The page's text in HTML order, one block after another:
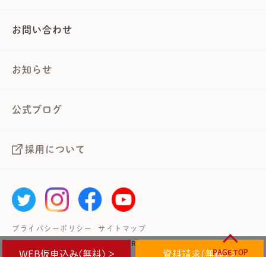
PAGE TOP
WEB仮申込み(無料) > 資料請求(無料) >
お問い合わせ
お知らせ
公式ブログ
採用について
プライバシーポリシー サイトマップ
Copyright © 武蔵境自動車教習所 All Rights Reserved.